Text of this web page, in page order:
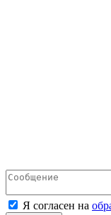
Я согласен на